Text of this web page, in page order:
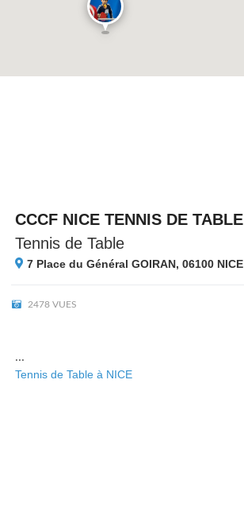
CCCF NICE TENNIS DE TABLE
Tennis de Table
7 Place du Général GOIRAN, 06100 NICE
2478 VUES
...
Tennis de Table à NICE